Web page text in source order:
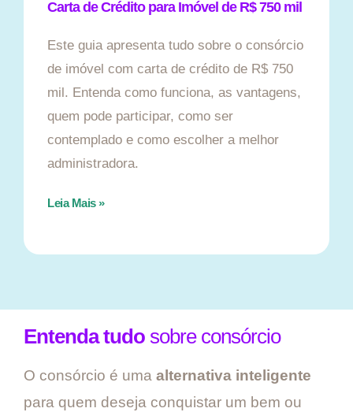
Carta de Crédito para Imóvel de R$ 750 mil
Este guia apresenta tudo sobre o consórcio
de imóvel com carta de crédito de R$ 750
mil. Entenda como funciona, as vantagens,
quem pode participar, como ser
contemplado e como escolher a melhor
administradora.
Leia Mais »
Entenda tudo sobre consórcio
O consórcio é uma alternativa inteligente
para quem deseja conquistar um bem ou